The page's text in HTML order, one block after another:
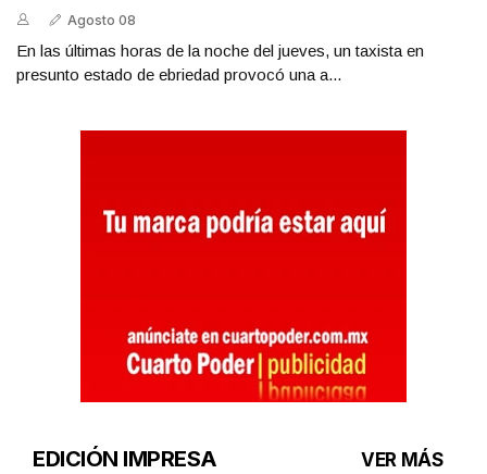
Agosto 08
En las últimas horas de la noche del jueves, un taxista en
presunto estado de ebriedad provocó una a...
EDICIÓN IMPRESA VER MÁS